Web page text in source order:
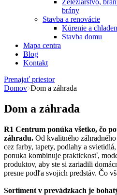
Železiarstvo,
brány
Stavba a renovácie
Kúrenie a
Stavba domu
Mapa centra
Blog
Kontakt
Prenajať priestor
Domov Dom a záhrada
Dom a záhrada
R1 Centrum ponúka všetko, čo
záhradu. Od kvalitného
cez farby, tapety, podlahy a
ponuka kombinuje praktickosť,
produktov, aby ste si zariadili
presne podľa svojich predstáv. Čo
Sortiment v prevádzkach je